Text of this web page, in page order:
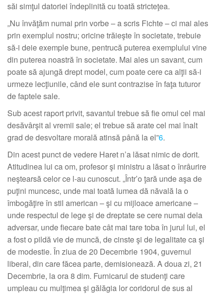
săi simţul datoriei îndeplinită cu toată stricteţea.
„Nu învăţăm numai prin vorbe – a scris Fichte – ci mai ales
prin exemplul nostru; oricine trăieşte în societate, trebuie
să-i deie exemple bune, pentrucă puterea exemplului vine
din puterea noastră în societate. Mai ales un savant, cum
poate să ajungă drept model, cum poate cere ca alţii să-i
urmeze lecţiunile, când ele sunt contrazise în faţa tuturor
de faptele sale.
Sub acest raport privit, savantul trebue să fie omul cel mai
desăvârşit al vremii sale; el trebue să arate cel mai înalt
grad de desvoltare morală atinsă până la el”6.
Din acest punct de vedere Haret n’a lăsat nimic de dorit.
Atitudinea lui ca om, profesor şi ministru a lăsat o înrâurire
neştearsă celor ce l-au cunoscut. „Într’o ţară unde aşa de
puţini muncesc, unde mai toată lumea dă năvală la o
îmbogăţire în stil american – şi cu mijloace americane –
unde respectul de lege şi de dreptate se cere numai dela
adversar, unde fiecare bate cât mai tare toba în jurul lui, el
a fost o pildă vie de muncă, de cinste şi de legalitate ca şi
de modestie. În ziua de 20 Decembrie 1904, guvernul
liberal, din care făcea parte, demisionează. A doua zi, 21
Decembrie, la ora 8 dim. Furnicarul de studenţi care
umpleau cu mulţimea şi gălăgia lor coridorul de sus al